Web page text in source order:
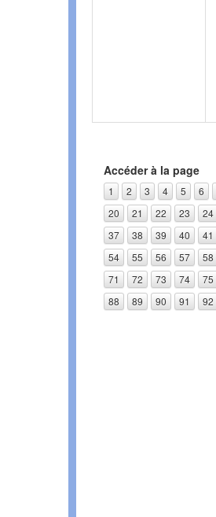
Accéder à la page
1 2 3 4 5 6
20
21 22 23 24
37
38 39 40 41
54
55 56 57 58
71
72 73 74 75
88
89 90 91 92